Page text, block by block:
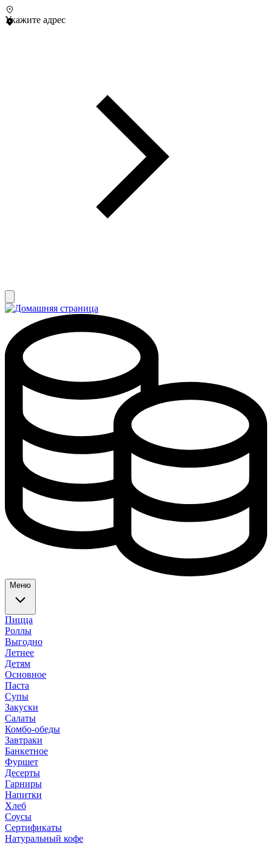
Укажите адрес
Меню
Пицца
Роллы
Выгодно
Летнее
Детям
Основное
Паста
Супы
Закуски
Салаты
Комбо-обеды
Завтраки
Банкетное
Фуршет
Десерты
Гарниры
Напитки
Хлеб
Соусы
Сертификаты
Натуральный кофе